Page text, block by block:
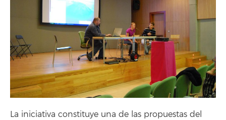
La iniciativa constituye una de las propuestas del